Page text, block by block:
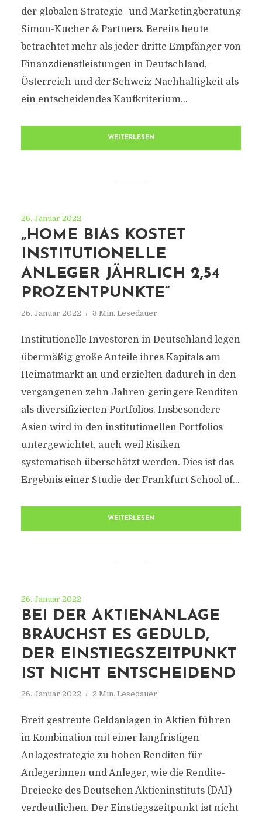
der globalen Strategie- und Marketingberatung
Simon-Kucher & Partners. Bereits heute
betrachtet mehr als jeder dritte Empfänger von
Finanzdienstleistungen in Deutschland,
Österreich und der Schweiz Nachhaltigkeit als
ein entscheidendes Kaufkriterium...
WEITERLESEN
26. Januar 2022
„HOME BIAS KOSTET
INSTITUTIONELLE
ANLEGER JÄHRLICH 2,54
PROZENTPUNKTE“
26. Januar 2022 3 Min. Lesedauer
Institutionelle Investoren in Deutschland legen
übermäßig große Anteile ihres Kapitals am
Heimatmarkt an und erzielten dadurch in den
vergangenen zehn Jahren geringere Renditen
als diversifizierten Portfolios. Insbesondere
Asien wird in den institutionellen Portfolios
untergewichtet, auch weil Risiken
systematisch überschätzt werden. Dies ist das
Ergebnis einer Studie der Frankfurt School of...
WEITERLESEN
26. Januar 2022
BEI DER AKTIENANLAGE
BRAUCHST ES GEDULD,
DER EINSTIEGSZEITPUNKT
IST NICHT ENTSCHEIDEND
26. Januar 2022 2 Min. Lesedauer
Breit gestreute Geldanlagen in Aktien führen
in Kombination mit einer langfristigen
Anlagestrategie zu hohen Renditen für
Anlegerinnen und Anleger, wie die Rendite-
Dreiecke des Deutschen Aktieninstituts (DAI)
verdeutlichen. Der Einstiegszeitpunkt ist nicht